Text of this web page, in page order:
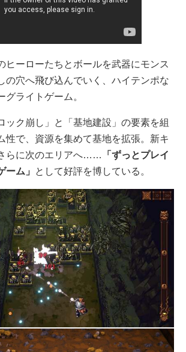
ーローたちとボールを武器にモンス
の穴へ飛び込んでいく、ハイテンポな
グライトゲーム。
ク崩し」と「基地建設」の要素を組
性で、資源を集めて基地を拡張。新キ
らに次のエリアへ……
「ずっとプレイ
ーム」
として好評を博している。